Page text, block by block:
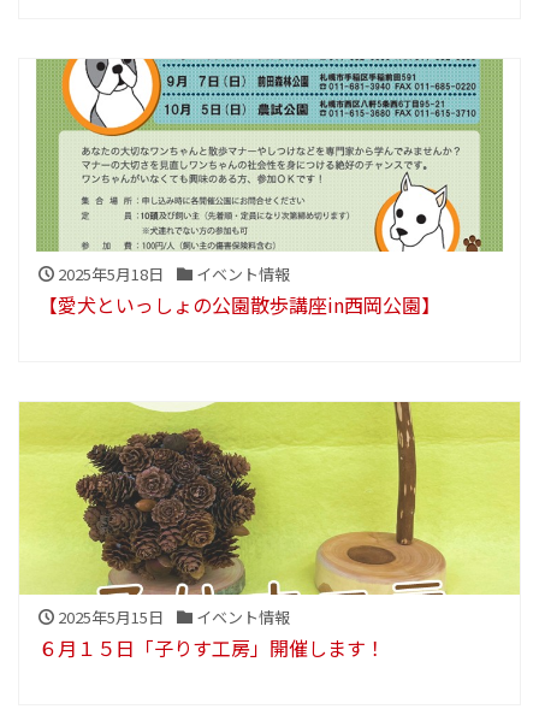
2025年5月18日 イベント情報
【愛犬といっしょの公園散歩講座in西岡公園】
2025年5月15日 イベント情報
６月１５日「子りす工房」開催します！